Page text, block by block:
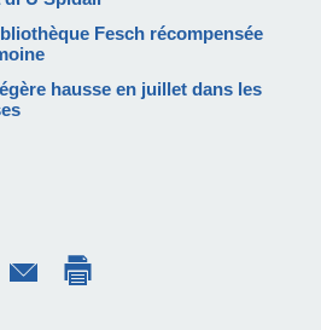
Fesch récompensée
hausse en juillet dans les